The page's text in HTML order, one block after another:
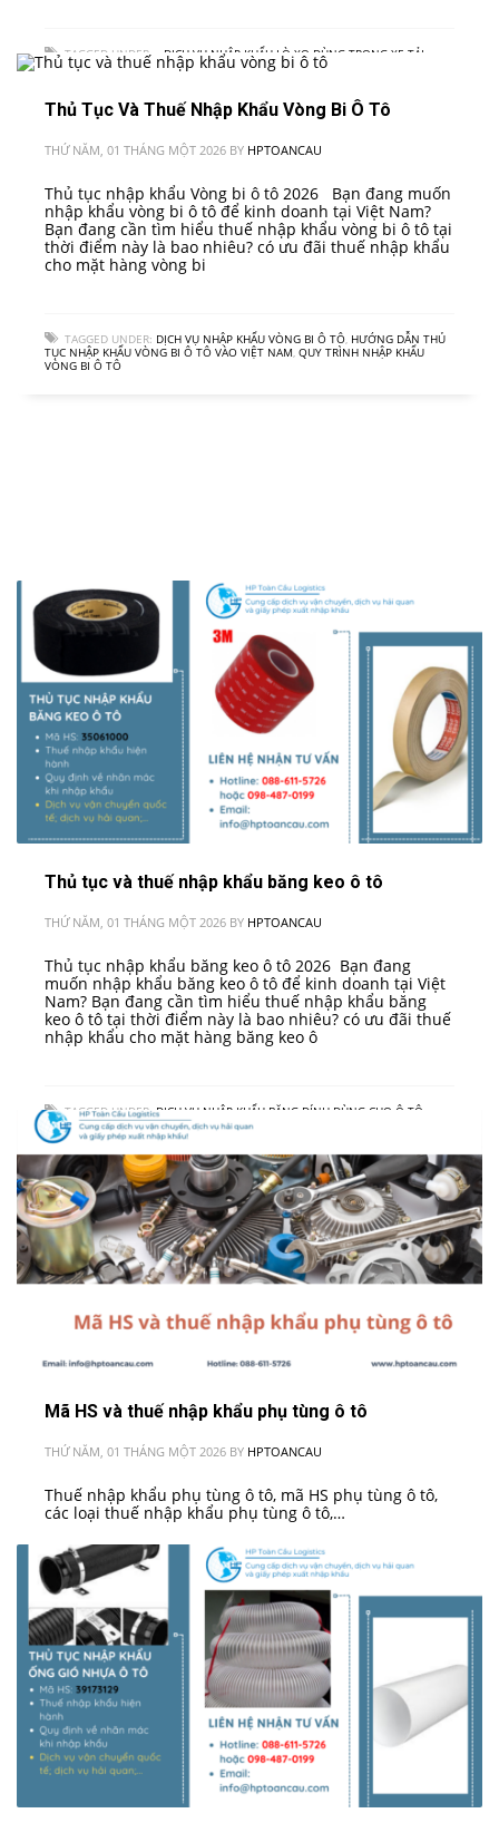
TAGGED UNDER: • DỊCH VỤ NHẬP KHẨU LÒ XO DÙNG TRONG XE TẢI
HƯỚNG DẪN THỦ TỤC NHẬP KHẨU LÒ XO DÙNG TRONG XE TẢI VÀO VIỆT
Thủ Tục Và Thuế Nhập Khẩu Vòng Bi Ô Tô
THỨ NĂM, 01 THÁNG MỘT 2026 BY HPTOANCAU
Thủ tục nhập khẩu Vòng bi ô tô 2026 Bạn đang muốn
nhập khẩu vòng bi ô tô để kinh doanh tại Việt Nam?
Bạn đang cần tìm hiểu thuế nhập khẩu vòng bi ô tô tại
thời điểm này là bao nhiêu? có ưu đãi thuế nhập khẩu
cho mặt hàng vòng bi
TAGGED UNDER: DỊCH VỤ NHẬP KHẨU VÒNG BI Ô TÔ, HƯỚNG DẪN THỦ
TỤC NHẬP KHẨU VÒNG BI Ô TÔ VÀO VIỆT NAM, QUY TRÌNH NHẬP KHẨU
VÒNG BI Ô TÔ
Thủ tục và thuế nhập khẩu băng keo ô tô
THỨ NĂM, 01 THÁNG MỘT 2026 BY HPTOANCAU
Thủ tục nhập khẩu băng keo ô tô 2026 Bạn đang
muốn nhập khẩu băng keo ô tô để kinh doanh tại Việt
Nam? Bạn đang cần tìm hiểu thuế nhập khẩu băng
keo ô tô tại thời điểm này là bao nhiêu? có ưu đãi thuế
nhập khẩu cho mặt hàng băng keo ô
TAGGED UNDER: DỊCH VỤ NHẬP KHẨU BĂNG DÍNH DÙNG CHO Ô TÔ
HƯỚNG DẪN THỦ TỤC NHẬP KHẨU BĂNG KEO Ô TÔ VÀO VIỆT NAM
TRÌNH NHẬP KHẨU BĂNG DÍNH DÙNG CHO Ô TÔ
Mã HS và thuế nhập khẩu phụ tùng ô tô
THỨ NĂM, 01 THÁNG MỘT 2026 BY HPTOANCAU
Thuế nhập khẩu phụ tùng ô tô, mã HS phụ tùng ô tô,
các loại thuế nhập khẩu phụ tùng ô tô,…